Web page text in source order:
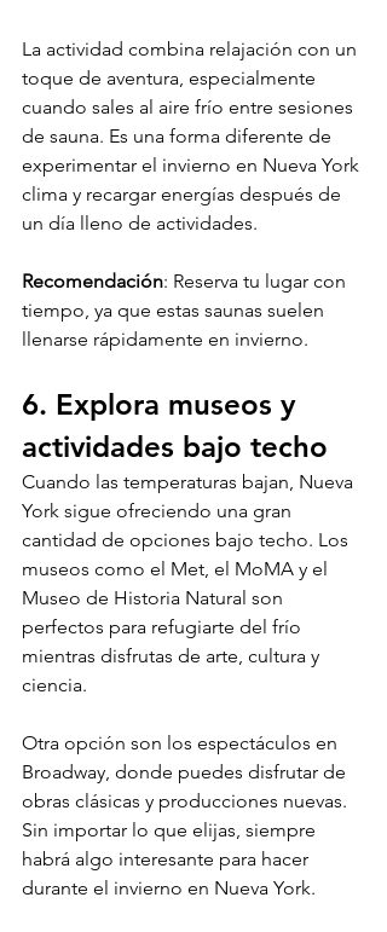
La actividad combina relajación con un
toque de aventura, especialmente
cuando sales al aire frío entre sesiones
de sauna. Es una forma diferente de
experimentar el invierno en Nueva York
clima y recargar energías después de
un día lleno de actividades.
Recomendación: Reserva tu lugar con
tiempo, ya que estas saunas suelen
llenarse rápidamente en invierno.
6. Explora museos y
actividades bajo techo
Cuando las temperaturas bajan, Nueva
York sigue ofreciendo una gran
cantidad de opciones bajo techo. Los
museos como el Met, el MoMA y el
Museo de Historia Natural son
perfectos para refugiarte del frío
mientras disfrutas de arte, cultura y
ciencia.
Otra opción son los espectáculos en
Broadway, donde puedes disfrutar de
obras clásicas y producciones nuevas.
Sin importar lo que elijas, siempre
habrá algo interesante para hacer
durante el invierno en Nueva York.